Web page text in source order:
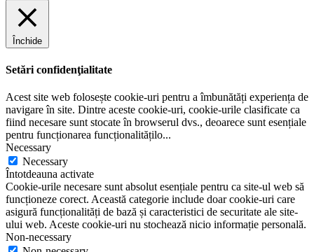
Închide
Setări confidenţialitate
Acest site web folosește cookie-uri pentru a îmbunătăți experiența de
navigare în site. Dintre aceste cookie-uri, cookie-urile clasificate ca
fiind necesare sunt stocate în browserul dvs., deoarece sunt esențiale
pentru funcționarea funcționalitățilo...
Necessary
Necessary
Întotdeauna activate
Cookie-urile necesare sunt absolut esențiale pentru ca site-ul web să
funcționeze corect. Această categorie include doar cookie-uri care
asigură funcționalități de bază și caracteristici de securitate ale site-
ului web. Aceste cookie-uri nu stochează nicio informație personală.
Non-necessary